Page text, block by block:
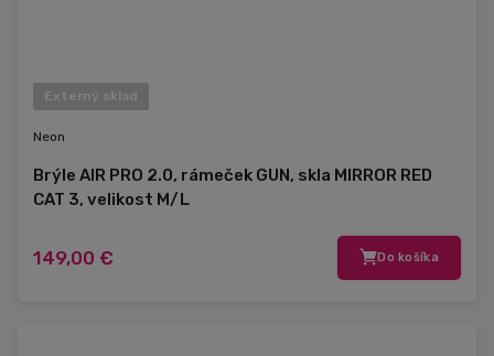
Externý sklad
Neon
Brýle AIR PRO 2.0, rámeček GUN, skla MIRROR RED
CAT 3, velikost M/L
149,00 € Do košíka